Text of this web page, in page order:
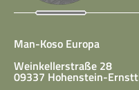
Man-Koso Europa
Weinkellerstraße 28
09337 Hohenstein-